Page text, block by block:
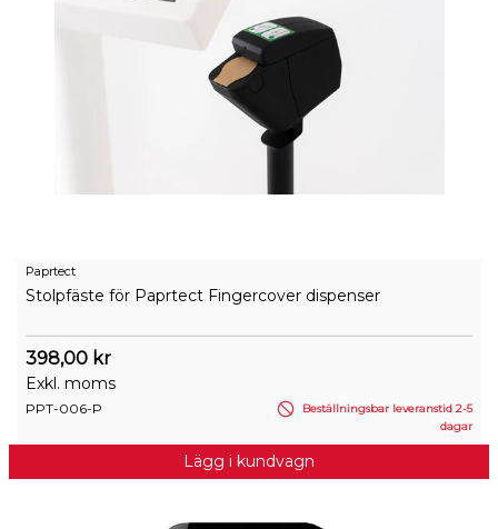
Paprtect
Stolpfäste för Paprtect Fingercover dispenser
398,00 kr
Exkl. moms
PPT-006-P
Beställningsbar leveranstid 2-5
dagar
Lägg i kundvagn